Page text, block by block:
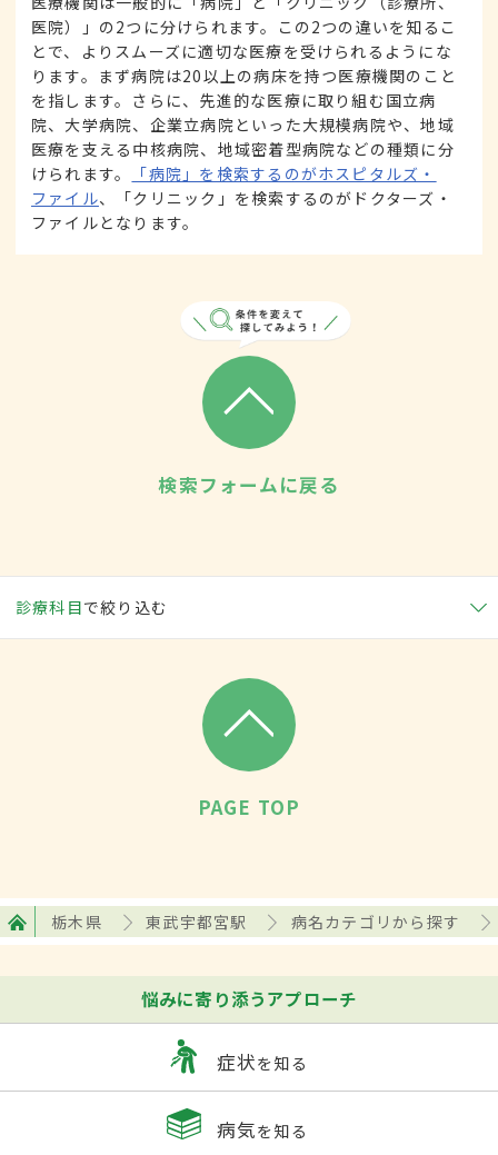
医院）」の2つに分けられます。この2つの違いを知るこ
とで、よりスムーズに適切な医療を受けられるようにな
ります。まず病院は20以上の病床を持つ医療機関のこと
を指します。さらに、先進的な医療に取り組む国立病
院、大学病院、企業立病院といった大規模病院や、地域
医療を支える中核病院、地域密着型病院などの種類に分
けられます。
「病院」を検索するのがホスピタルズ・
ファイル、「クリニック」を検索するのがドクターズ・
ファイルとなります。
検索フォームに戻る
診療科目で絞り込む
PAGE TOP
栃木県 東武宇都宮駅 病名カテゴリから探す
悩みに寄り添うアプローチ
症状を知る
病気を知る